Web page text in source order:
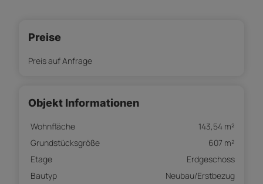
Preise
Preis auf Anfrage
Objekt Informationen
Wohnfläche
143,54 m²
Grundstücksgröße
607 m²
Etage
Erdgeschoss
Bautyp
Neubau/Erstbezug